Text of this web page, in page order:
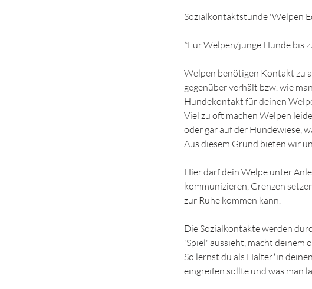
e
Sozialkontaktstunde 'Welpen
*Für Welpen/junge Hunde bis
Welpen benötigen Kontakt zu
gegenüber verhält bzw. wie
Hundekontakt für deinen
Viel zu oft machen Welpen
oder gar auf der Hundewiese,
Aus diesem Grund bieten wir
Hier darf dein Welpe unter
kommunizieren, Grenzen
zur Ruhe kommen kann.
Die Sozialkontakte werden
'Spiel' aussieht, macht deinem
So lernst du als Halter*in
eingreifen sollte und was man